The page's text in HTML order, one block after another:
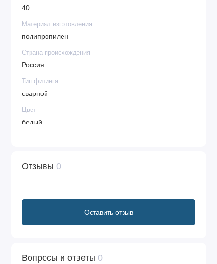
40
Материал изготовления
полипропилен
Страна происхождения
Россия
Тип фитинга
сварной
Цвет
белый
Отзывы 0
Оставить отзыв
Вопросы и ответы 0